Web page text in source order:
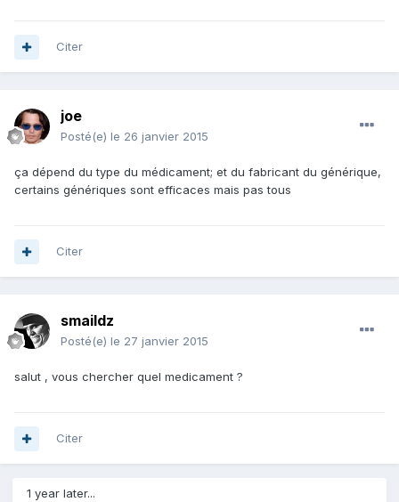
Citer
joe
Posté(e) le 26 janvier 2015
ça dépend du type du médicament; et du fabricant du générique,
certains génériques sont efficaces mais pas tous
Citer
smaildz
Posté(e) le 27 janvier 2015
salut , vous chercher quel medicament ?
Citer
1 year later...